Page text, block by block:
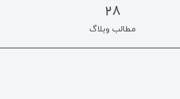
28
مطالب وبلاگ